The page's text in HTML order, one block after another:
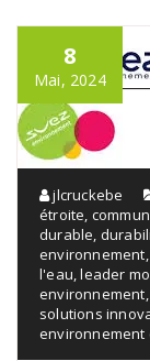
8
Mai, 2024
jlcruckebe
étroite
durable
environnement
l'eau ,leader
environnement
solutions
environnement